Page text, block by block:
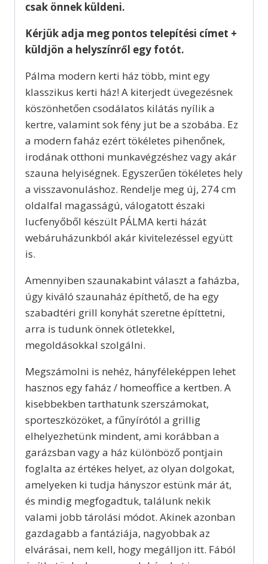
csak önnek küldeni.
Kérjük adja meg pontos telepítési címet +
küldjön a helyszínről egy fotót.
Pálma modern kerti ház több, mint egy
klasszikus kerti ház! A kiterjedt üvegezésnek
köszönhetően csodálatos kilátás nyílik a
kertre, valamint sok fény jut be a szobába. Ez
a modern faház ezért tökéletes pihenőnek,
irodának otthoni munkavégzéshez vagy akár
szauna helyiségnek. Egyszerűen tökéletes hely
a visszavonuláshoz. Rendelje meg új, 274 cm
oldalfal magasságú, válogatott északi
lucfenyőből készült PÁLMA kerti házát
webáruházunkból akár kivitelezéssel együtt
is.
Amennyiben szaunakabint választ a faházba,
úgy kiváló szaunaház építhető, de ha egy
szabadtéri grill konyhát szeretne építtetni,
arra is tudunk önnek ötletekkel,
megoldásokkal szolgálni.
Megszámolni is nehéz, hányféleképpen lehet
hasznos egy faház / homeoffice a kertben. A
kisebbekben tarthatunk szerszámokat,
sporteszközöket, a fűnyírótól a grillig
elhelyezhetünk mindent, ami korábban a
garázsban vagy a ház különböző pontjain
foglalta az értékes helyet, az olyan dolgokat,
amelyeken ki tudja hányszor estünk már át,
és mindig megfogadtuk, találunk nekik
valami jobb tárolási módot. Akinek azonban
gazdagabb a fantáziája, nagyobbak az
elvárásai, nem kell, hogy megálljon itt. Fából